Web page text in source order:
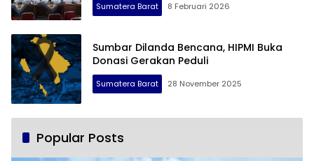
Sumatera Barat 8 Februari 2026
Sumbar Dilanda Bencana, HIPMI Buka
Donasi Gerakan Peduli
Sumatera Barat 28 November 2025
Popular Posts